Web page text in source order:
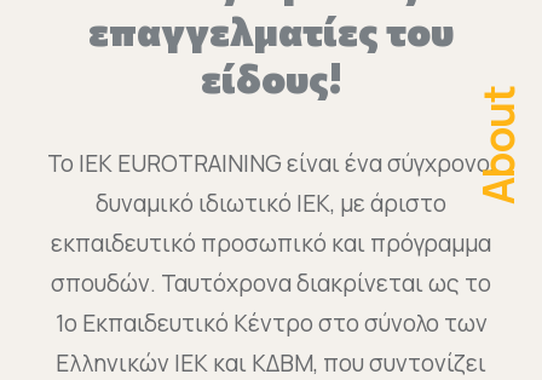
επαγγελματίες του
είδους!
Το ΙΕΚ EUROTRAINING είναι ένα σύγχρονο,
δυναμικό ιδιωτικό ΙΕΚ, με άριστο
εκπαιδευτικό προσωπικό και πρόγραμμα
σπουδών. Ταυτόχρονα διακρίνεται ως το
1ο Εκπαιδευτικό Κέντρο στο σύνολο των
Ελληνικών ΙΕΚ και ΚΔΒΜ, που συντονίζει
About